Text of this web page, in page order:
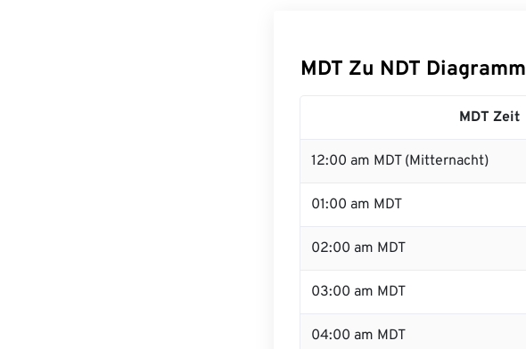
MDT Zu NDT Diagramm
MDT Zeit
12:00 am MDT (Mitternacht)
01:00 am MDT
02:00 am MDT
03:00 am MDT
04:00 am MDT